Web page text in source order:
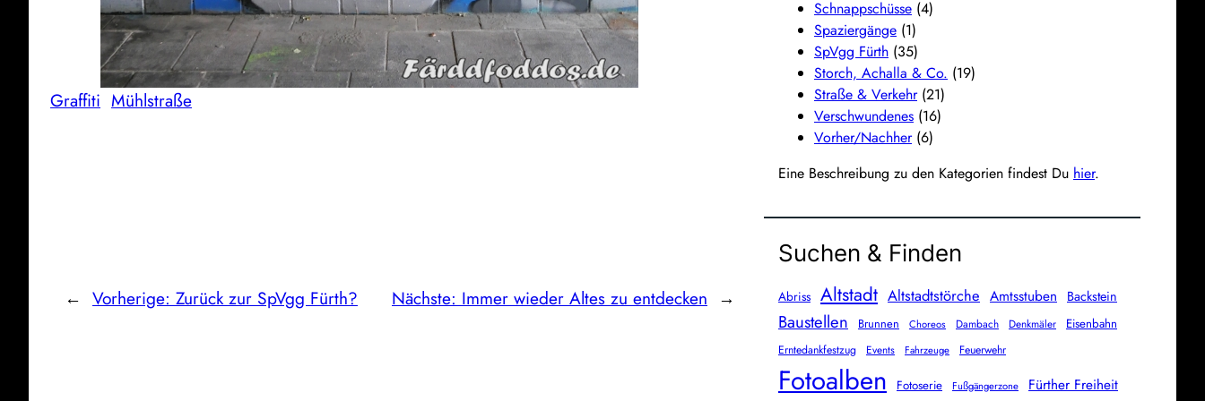
Graffiti Mühlstraße
← Vorherige: Zurück zur SpVgg Fürth? Nächste: Immer wieder Altes zu entdecken →
Schnappschüsse (4)
Spaziergänge (1)
SpVgg Fürth (35)
Storch, Achalla & Co. (19)
Straße & Verkehr(21)
Verschwundenes (16)
Vorher/Nachher(6)
Eine Beschreibung zu den Kategorien findest Du hier.
Suchen & Finden
Abriss Altstadt Altstadtstörche Amtsstuben Backstein
Baustellen Brunnen Choreos Dambach Denkmäler Eisenbahn
Erntedankfestzug Events Fahrzeuge Feuerwehr
Fotoalben Fotoserie Fußgängerzone Fürther Freiheit